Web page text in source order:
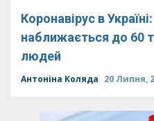
Коронавірус в
наближається до 60
людей
Антоніна Коляда 20 Липня,